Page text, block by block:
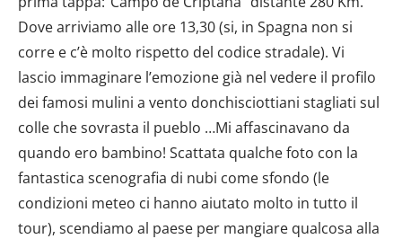
Dove arriviamo alle ore 13,30 (si, in Spagna non si
corre e c’è molto rispetto del codice stradale). Vi
lascio immaginare l’emozione già nel vedere il profilo
dei famosi mulini a vento donchisciottiani stagliati sul
colle che sovrasta il pueblo …Mi affascinavano da
quando ero bambino! Scattata qualche foto con la
fantastica scenografia di nubi come sfondo (le
condizioni meteo ci hanno aiutato molto in tutto il
tour), scendiamo al paese per mangiare qualcosa alla